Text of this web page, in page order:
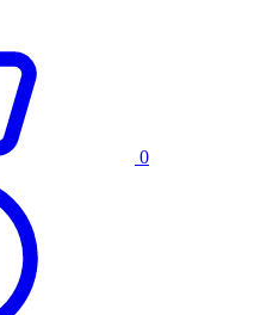
0